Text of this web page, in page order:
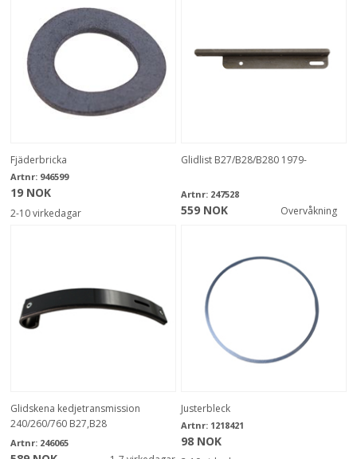
Fjäderbricka
Artnr: 946599
19 NOK
2-10 virkedagar
Glidlist B27/B28/B280 1979-
Artnr: 247528
559 NOK Overvåkning
Glidskena kedjetransmission
240/260/760 B27,B28
Artnr: 246065
Justerbleck
Artnr: 1218421
98 NOK